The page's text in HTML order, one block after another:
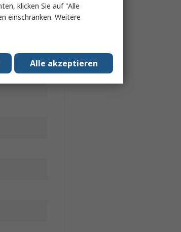
klicken Sie auf "Alle
einschränken. Weitere
Alle akzeptieren